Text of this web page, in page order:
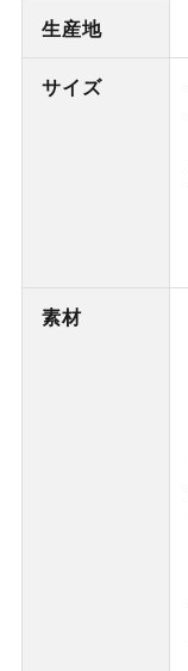
生産地
サイズ
素材